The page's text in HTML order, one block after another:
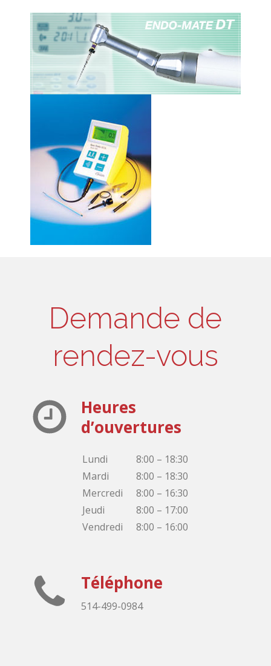
Demande de
rendez-vous
Heures
d’ouvertures
Lundi
Mardi
Mercredi
Jeudi
Vendredi
8:00 – 18:30
8:00 – 18:30
8:00 – 16:30
8:00 – 17:00
8:00 – 16:00
Téléphone
514-499-0984